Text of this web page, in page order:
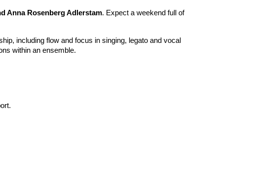
Anna Rosenberg Adlerstam. Expect a weekend full of
including flow and focus in singing, legato and vocal
within an ensemble.